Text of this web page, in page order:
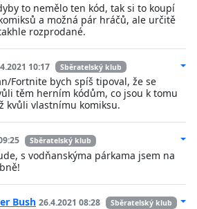
to nemělo ten kód, tak si to koupí
a možná pár hráčů, ale určitě
rozprodané.
10:17 Sběratelský klub
Fortnite bych spíš tipoval, že se
těm herním kódům, co jsou k tomu
kvůli vlastnímu komiksu.
Sběratelský klub
s vodňanskýma párkama jsem na
Bush 26.4.2021 08:28 Sběratelský klub